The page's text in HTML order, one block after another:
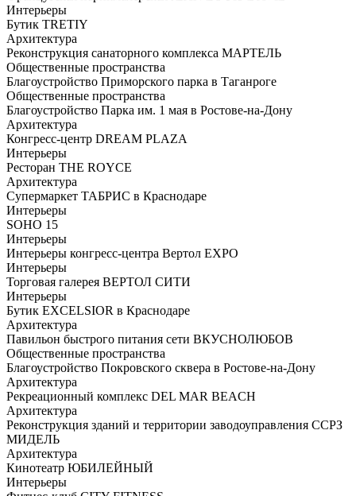
Интерьеры
Бутик TRETIY
Архитектура
Реконструкция санаторного комплекса МАРТЕЛЬ
Общественные пространства
Благоустройство Приморского парка в Таганроге
Общественные пространства
Благоустройство Парка им. 1 мая в Ростове-на-Дону
Архитектура
Конгресс-центр DREAM PLAZA
Интерьеры
Ресторан THE ROYCE
Архитектура
Супермаркет ТАБРИС в Краснодаре
Интерьеры
SOHO 15
Интерьеры
Интерьеры конгресс-центра Вертол EXPO
Интерьеры
Торговая галерея ВЕРТОЛ СИТИ
Интерьеры
Бутик EXCELSIOR в Краснодаре
Архитектура
Павильон быстрого питания сети ВКУСНОЛЮБОВ
Общественные пространства
Благоустройство Покровского сквера в Ростове-на-Дону
Архитектура
Рекреационный комплекс DEL MAR BEACH
Архитектура
Реконструкция зданий и территории заводоуправления ССРЗ
МИДЕЛЬ
Архитектура
Кинотеатр ЮБИЛЕЙНЫЙ
Интерьеры